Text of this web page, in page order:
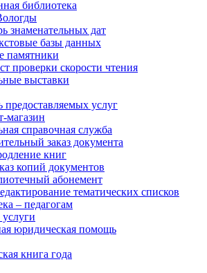
библиотека
знаменательных дат
базы данных
памятники
проверки скорости чтения
выставки
предоставляемых услуг
магазин
справочная служба
заказ документа
книг
копий документов
абонемент
тематических списков
– педагогам
юридическая помощь
книга года